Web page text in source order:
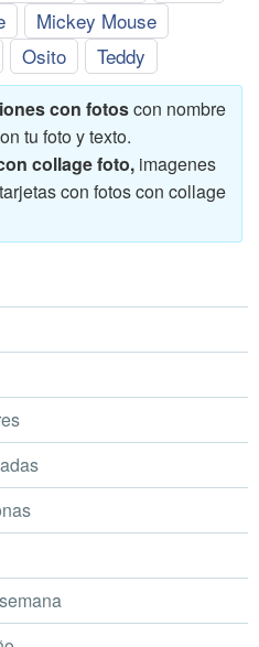
Mickey Mouse
Osito Teddy
con fotoscon nombre
tu foto y texto.
collage foto, imagenes
con fotos con collage